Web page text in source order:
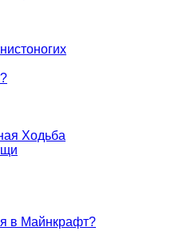
Ходьба
в Майнкрафт?